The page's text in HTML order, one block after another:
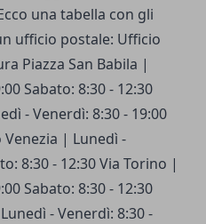
una tabella con gli
ufficio postale: Ufficio
Piazza San Babila |
Sabato: 8:30 - 12:30
- Venerdì: 8:30 - 19:00
Venezia | Lunedì -
8:30 - 12:30 Via Torino |
Sabato: 8:30 - 12:30
- Venerdì: 8:30 -